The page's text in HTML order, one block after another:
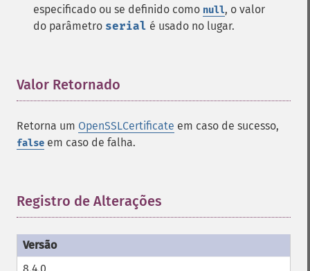
especificado ou se definido como null, o valor
do parâmetro serial é usado no lugar.
Valor Retornado
Retorna um OpenSSLCertificate em caso de sucesso,
false em caso de falha.
Registro de Alterações